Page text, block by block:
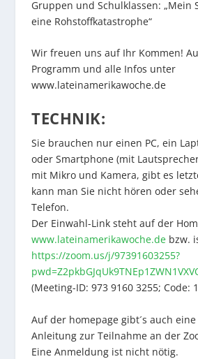
Gruppen und Schulklassen: „Mein
eine Rohstoffkatastrophe“
Wir freuen uns auf Ihr Kommen!
Programm und alle Infos unter
www.lateinamerikawoche.de
TECHNIK:
Sie brauchen nur einen PC, ein
oder Smartphone (mit
mit Mikro und Kamera, gibt es
kann man Sie nicht hören oder
Telefon.
Der Einwahl-Link steht auf der
www.lateinamerikawoche.de bzw.
https://zoom.us/j/97391603255?
(Meeting-ID: 973 9160 3255; Code:
Auf der homepage gibt´s auch
Anleitung zur Teilnahme an der
Eine Anmeldung ist nicht nötig.